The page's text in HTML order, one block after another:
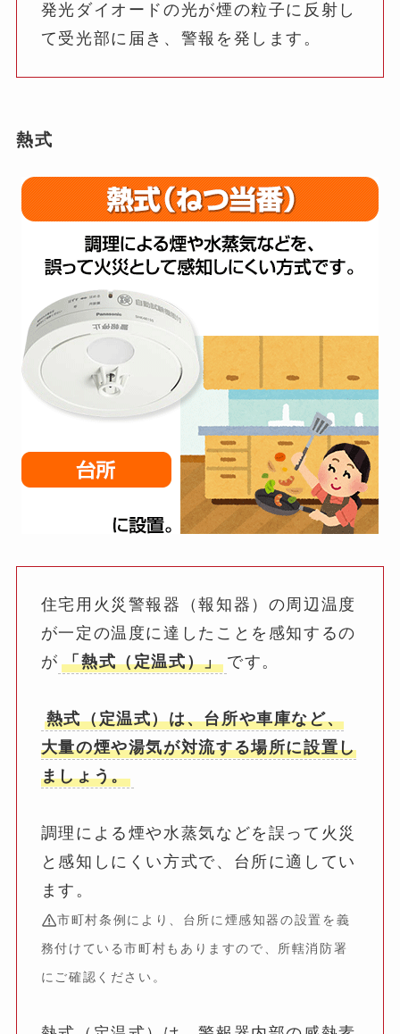
発光ダイオードの光が煙の粒子に反射し
て受光部に届き、警報を発します。
熱式
住宅用火災警報器（報知器）の周辺温度
が一定の温度に達したことを感知するの
が 「熱式（定温式）」 です。
熱式（定温式）は、台所や車庫など、
大量の煙や湯気が対流する場所に設置し
ましょう。
調理による煙や水蒸気などを誤って火災
と感知しにくい方式で、台所に適してい
ます。
市町村条例により、台所に煙感知器の設置を義
務付けている市町村もありますので、所轄消防署
にご確認ください。